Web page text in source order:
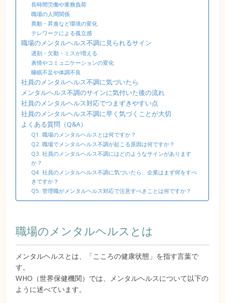
長時間労働や業務負荷
職場の人間関係
異動・昇進など環境の変化
テレワークによる孤立感
職場のメンタルヘルス不調に見られるサイン
遅刻・欠勤・ミスが増える
表情やコミュニケーションの変化
睡眠不足や体調不良
社員のメンタルヘルス不調に気づいたら
メンタルヘルス不調のサインに気付いた後の流れ
社員のメンタルヘルス対応でつまずきやすい点
社員のメンタルヘルス不調に早く気づくことが大切
よくある質問（Q&A）
Q1. 職場のメンタルヘルスとは何ですか？
Q2. 職場でメンタルヘルス不調が起こる原因は何ですか？
Q3. 社員のメンタルヘルス不調にはどのようなサインがあります
か？
Q4. 社員のメンタルヘルス不調に気づいたら、企業はまず何をすべ
きですか？
Q5. 管理職がメンタルヘルス対応で注意すべきことは何ですか？
職場のメンタルヘルスとは
メンタルヘルスとは、「こころの健康状態」を指す言葉で
す。
WHO（世界保健機関）では、メンタルヘルスについて以下の
ように述べています。